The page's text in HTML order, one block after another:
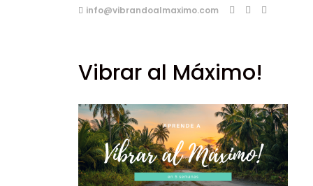
info@vibrandoalmaximo.com
Vibrar al Máximo!